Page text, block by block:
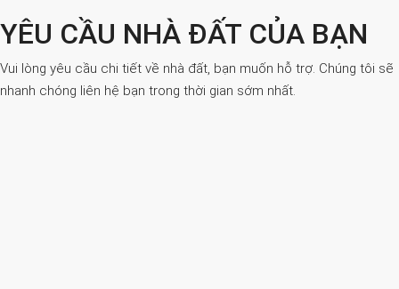
YÊU CẦU NHÀ ĐẤT CỦA BẠN
Vui lòng yêu cầu chi tiết về nhà đất, bạn muốn hỗ trợ. Chúng tôi sẽ
nhanh chóng liên hệ bạn trong thời gian sớm nhất.